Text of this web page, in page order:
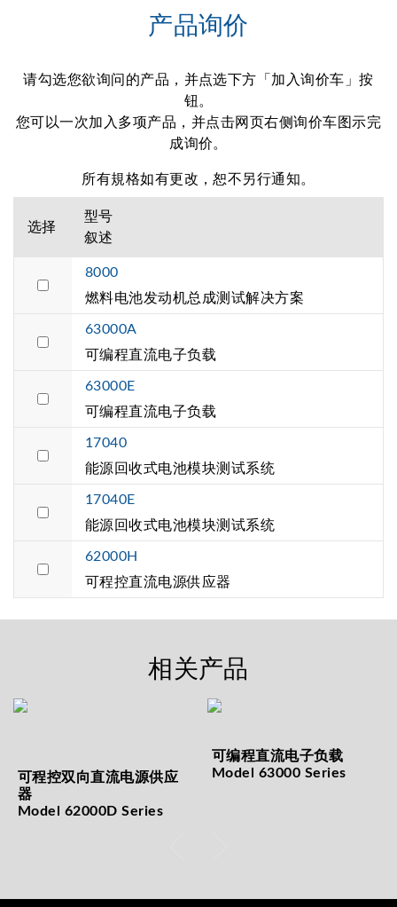
产品询价
请勾选您欲询问的产品，并点选下方「加入询价车」按
钮。
您可以一次加入多项产品，并点击网页右侧询价车图示完
成询价。
所有規格如有更改，恕不另行通知。
选择
型号
叙述
8000
燃料电池发动机总成测试解决方案
63000A
可编程直流电子负载
63000E
可编程直流电子负载
17040
能源回收式电池模块测试系统
17040E
能源回收式电池模块测试系统
62000H
可程控直流电源供应器
相关产品
可程控双向直流电源供应
器
Model 62000D Series
可编程直流电子负载
Model 63000 Series